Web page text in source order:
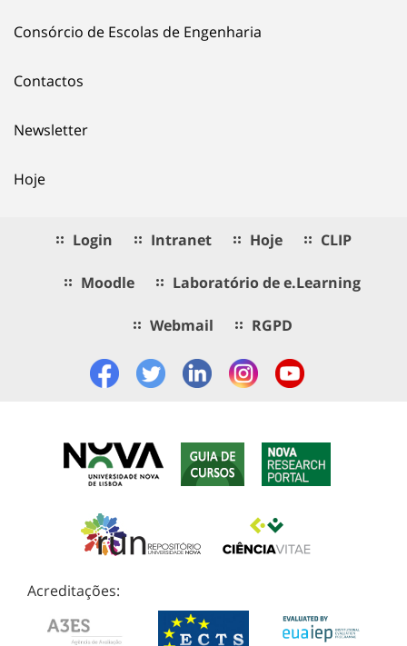
Consórcio de Escolas de Engenharia
Contactos
Newsletter
Hoje
Login Intranet Hoje CLIP
Moodle Laboratório de e.Learning
Webmail RGPD
Acreditações: